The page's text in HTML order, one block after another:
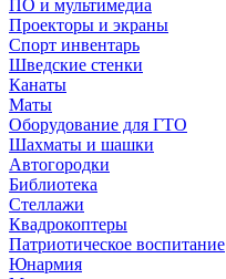
ПО и мультимедиа
Проекторы и экраны
Спорт инвентарь
Шведские стенки
Канаты
Маты
Оборудование для ГТО
Шахматы и шашки
Автогородки
Библиотека
Стеллажи
Квадрокоптеры
Патриотическое воспитание
Юнармия